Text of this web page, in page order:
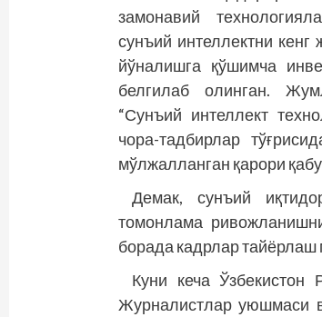
замонавий
сунъий интеллектни
йўналишга қўшимча
белгилаб олинган.
“Сунъий интеллект
чора-тадбирлар
мўлжалланган қарори
Демак, сунъий
томонлама
борада кадрлар тайёрлаш
Куни кеча Ўзбекистон
Журналистлар уюшмаси